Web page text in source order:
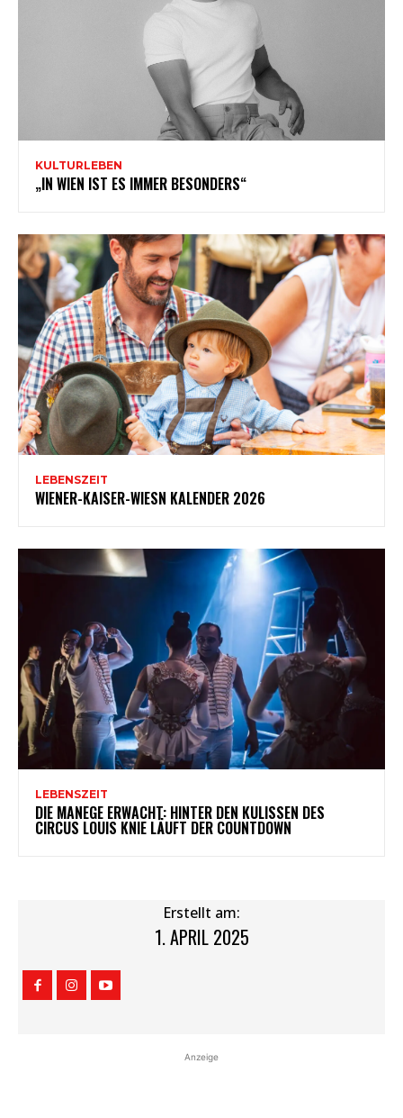
KULTURLEBEN
„IN WIEN IST ES IMMER BESONDERS“
LEBENSZEIT
WIENER-KAISER-WIESN KALENDER 2026
LEBENSZEIT
DIE MANEGE ERWACHT: HINTER DEN KULISSEN DES
CIRCUS LOUIS KNIE LÄUFT DER COUNTDOWN
Erstellt am:
1. APRIL 2025
Anzeige